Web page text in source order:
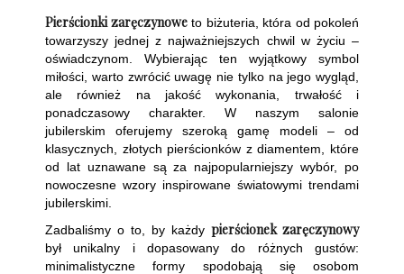
Pierścionki zaręczynoweto biżuteria, która od pokoleń
towarzyszy jednej z najważniejszych chwil w życiu –
oświadczynom. Wybierając ten wyjątkowy symbol
miłości, warto zwrócić uwagę nie tylko na jego wygląd,
ale również na jakość wykonania, trwałość i
ponadczasowy charakter. W naszym salonie
jubilerskim oferujemy szeroką gamę modeli – od
klasycznych, złotych pierścionków z diamentem, które
od lat uznawane są za najpopularniejszy wybór, po
nowoczesne wzory inspirowane światowymi trendami
jubilerskimi.
Zadbaliśmy o to, by każdy pierścionek zaręczynowy
był unikalny i dopasowany do różnych gustów:
minimalistyczne formy spodobają się osobom